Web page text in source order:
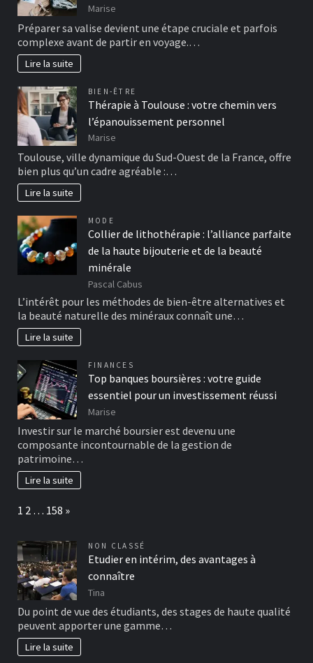
Marise
Préparer sa valise devient une étape cruciale et parfois
complexe avant de partir en voyage.…
Lire la suite
BIEN-ÊTRE
Thérapie à Toulouse : votre chemin vers
l’épanouissement personnel
Marise
Toulouse, ville dynamique du Sud-Ouest de la France, offre
bien plus qu’un cadre agréable :…
Lire la suite
MODE
Collier de lithothérapie : l’alliance parfaite
de la haute bijouterie et de la beauté
minérale
Pascal Cabus
L’intérêt pour les méthodes de bien-être alternatives et
la beauté naturelle des minéraux connaît une…
Lire la suite
FINANCES
Top banques boursières : votre guide
essentiel pour un investissement réussi
Marise
Investir sur le marché boursier est devenu une
composante incontournable de la gestion de
patrimoine…
Lire la suite
Page:
1 2 … 158 Next
»
NON CLASSÉ
Etudier en intérim, des avantages à
connaître
Tina
Du point de vue des étudiants, des stages de haute qualité
peuvent apporter une gamme…
Lire la suite